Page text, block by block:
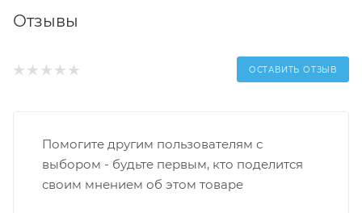
Отзывы
ОСТАВИТЬ ОТЗЫВ
Помогите другим пользователям с
выбором - будьте первым, кто поделится
своим мнением об этом товаре